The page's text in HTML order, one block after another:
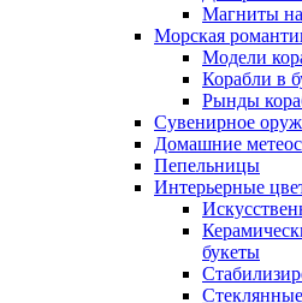
Магниты
Морская
Модели
Корабли в
Рынды
Сувенирное
Домашние
Пепельницы
Интерьерные
букеты